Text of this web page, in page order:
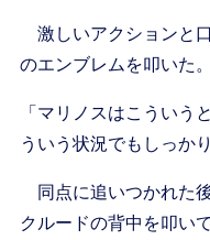
激しいアクションと
のエンブレムを叩いた。
「マリノスはこういう
ういう状況でもしっか
同点に追いつかれた
クルードの背中を叩い